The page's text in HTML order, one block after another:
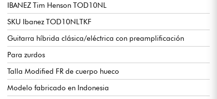
IBANEZ Tim Henson TOD10NL
SKU Ibanez TOD10NLTKF
Guitarra híbrida clásica/eléctrica con preamplificación
Para zurdos
Talla Modified FR de cuerpo hueco
Modelo fabricado en Indonesia